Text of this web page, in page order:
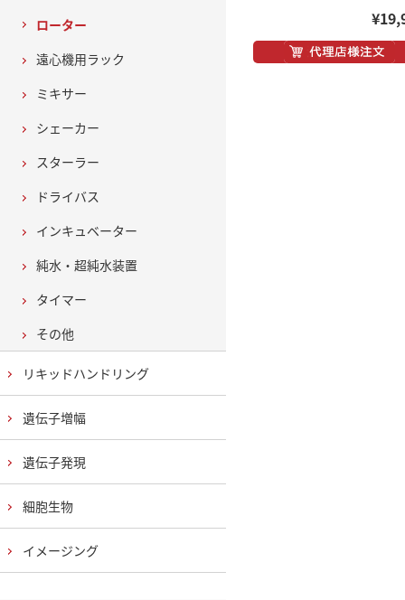
ローター
遠心機用ラック
ミキサー
シェーカー
スターラー
ドライバス
インキュベーター
純水・超純水装置
タイマー
その他
リキッドハンドリング
遺伝子増幅
遺伝子発現
細胞生物
イメージング